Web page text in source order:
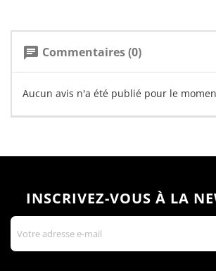
chat Commentaires (0)
Aucun avis n'a été publié pour le
INSCRIVEZ-VOUS À LA